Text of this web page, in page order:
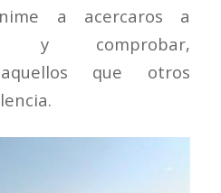
a acercaros a
y comprobar,
que otros